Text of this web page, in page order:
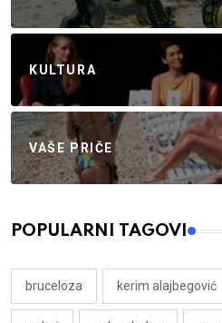
KULTURA
VAŠE PRIČE
POPULARNI TAGOVI
bruceloza kerim alajbegović